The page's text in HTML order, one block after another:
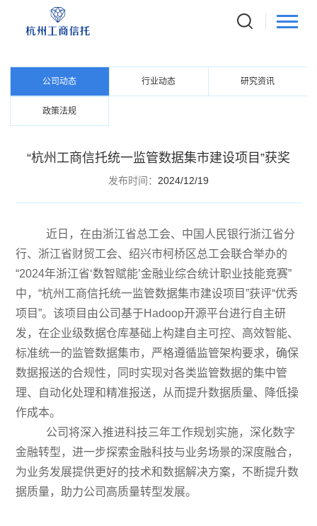
资讯中心
公司动态 行业动态 研究资讯
政策法规
“杭州工商信托统一监管数据集市建设项目”获奖
发布时间： 2024/12/19
近日，在由浙江省总工会、中国人民银行浙江省分
行、浙江省财贸工会、绍兴市柯桥区总工会联合举办的
“2024年浙江省‘数智赋能’金融业综合统计职业技能竞赛”
中，“杭州工商信托统一监管数据集市建设项目”获评“优秀
项目”。该项目由公司基于Hadoop开源平台进行自主研
发，在企业级数据仓库基础上构建自主可控、高效智能、
标准统一的监管数据集市，严格遵循监管架构要求，确保
数据报送的合规性，同时实现对各类监管数据的集中管
理、自动化处理和精准报送，从而提升数据质量、降低操
作成本。
公司将深入推进科技三年工作规划实施，深化数字
金融转型，进一步探索金融科技与业务场景的深度融合，
为业务发展提供更好的技术和数据解决方案，不断提升数
据质量，助力公司高质量转型发展。